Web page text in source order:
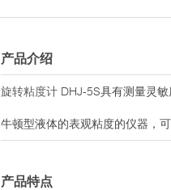
产品介绍
旋转粘度计 DHJ-5S具有测量灵
牛顿型液体的表观粘度的仪器，
产品特点